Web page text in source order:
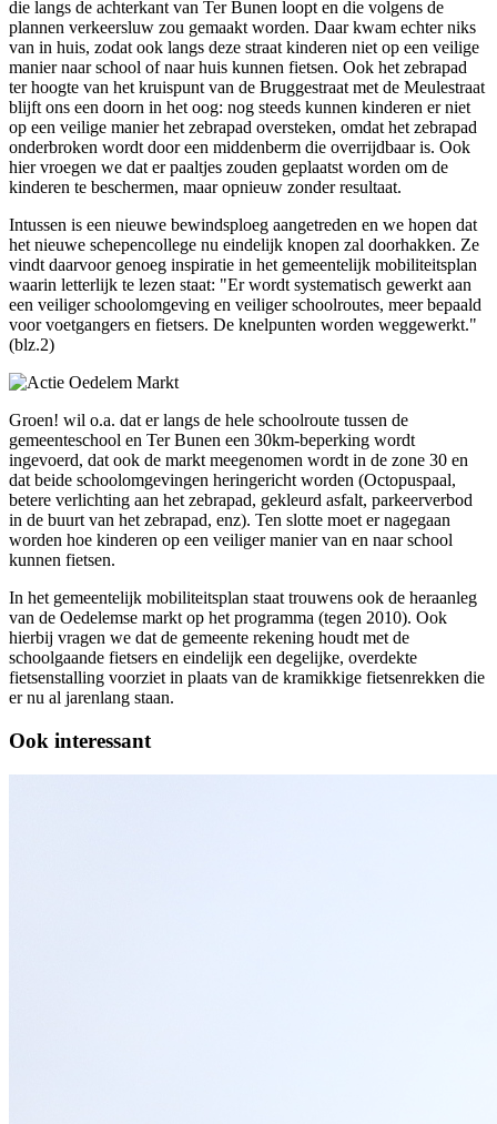
die langs de achterkant van Ter Bunen loopt en die volgens de
plannen verkeersluw zou gemaakt worden. Daar kwam echter niks
van in huis, zodat ook langs deze straat kinderen niet op een veilige
manier naar school of naar huis kunnen fietsen. Ook het zebrapad
ter hoogte van het kruispunt van de Bruggestraat met de Meulestraat
blijft ons een doorn in het oog: nog steeds kunnen kinderen er niet
op een veilige manier het zebrapad oversteken, omdat het zebrapad
onderbroken wordt door een middenberm die overrijdbaar is. Ook
hier vroegen we dat er paaltjes zouden geplaatst worden om de
kinderen te beschermen, maar opnieuw zonder resultaat.
Intussen is een nieuwe bewindsploeg aangetreden en we hopen dat
het nieuwe schepencollege nu eindelijk knopen zal doorhakken. Ze
vindt daarvoor genoeg inspiratie in het gemeentelijk mobiliteitsplan
waarin letterlijk te lezen staat: "Er wordt systematisch gewerkt aan
een veiliger schoolomgeving en veiliger schoolroutes, meer bepaald
voor voetgangers en fietsers. De knelpunten worden weggewerkt."
(blz.2)
Groen! wil o.a. dat er langs de hele schoolroute tussen de
gemeenteschool en Ter Bunen een 30km-beperking wordt
ingevoerd, dat ook de markt meegenomen wordt in de zone 30 en
dat beide schoolomgevingen heringericht worden (Octopuspaal,
betere verlichting aan het zebrapad, gekleurd asfalt, parkeerverbod
in de buurt van het zebrapad, enz). Ten slotte moet er nagegaan
worden hoe kinderen op een veiliger manier van en naar school
kunnen fietsen.
In het gemeentelijk mobiliteitsplan staat trouwens ook de heraanleg
van de Oedelemse markt op het programma (tegen 2010). Ook
hierbij vragen we dat de gemeente rekening houdt met de
schoolgaande fietsers en eindelijk een degelijke, overdekte
fietsenstalling voorziet in plaats van de kramikkige fietsenrekken die
er nu al jarenlang staan.
Ook interessant